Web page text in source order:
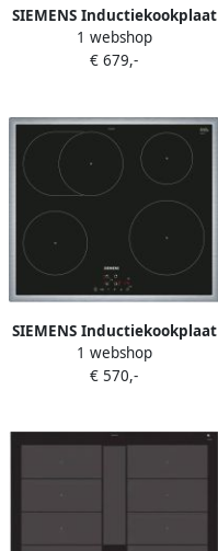
SIEMENS Inductiekookplaat
van SCHOTT CERAN
EH675FFC1E met quickstart-
1 webshop
€ 679,-
SIEMENS Inductiekookplaat
van SCHOTT CERAN
EH645BFB1E met quickstart-
1 webshop
€ 570,-